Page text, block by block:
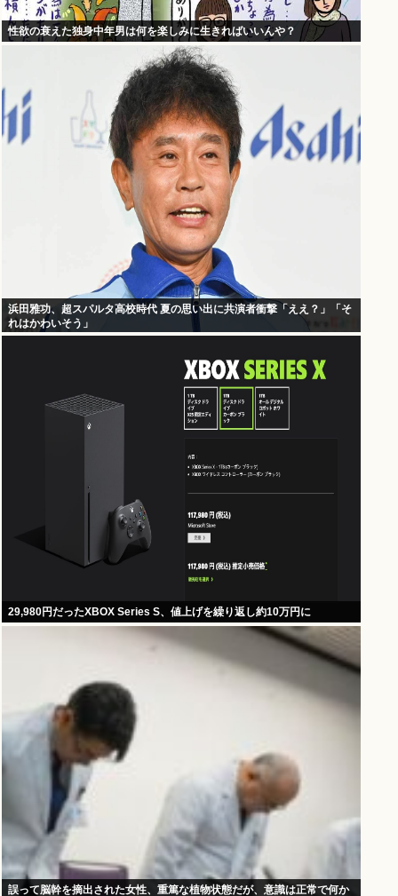
性欲の衰えた独身中年男は何を楽しみに生きればいいんや？
浜田雅功、超スパルタ高校時代 夏の思い出に共演者衝撃「ええ？」「そ
れはかわいそう」
29,980円だったXBOX Series S、値上げを繰り返し約10万円に
誤って脳幹を摘出された女性、重篤な植物状態だが、意識は正常で何か